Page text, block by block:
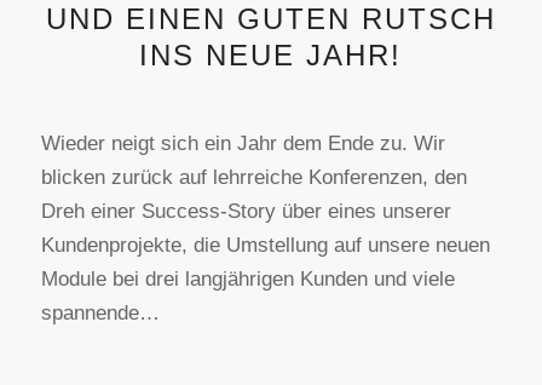
UND EINEN GUTEN RUTSCH
INS NEUE JAHR!
Wieder neigt sich ein Jahr dem Ende zu. Wir
blicken zurück auf lehrreiche Konferenzen, den
Dreh einer Success-Story über eines unserer
Kundenprojekte, die Umstellung auf unsere neuen
Module bei drei langjährigen Kunden und viele
spannende…